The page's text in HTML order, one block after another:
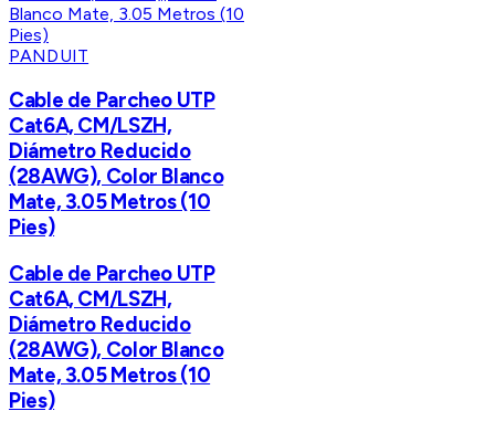
PANDUIT
Cable de Parcheo UTP
Cat6A, CM/LSZH,
Diámetro Reducido
(28AWG), Color Blanco
Mate, 3.05 Metros (10
Pies)
Cable de Parcheo UTP
Cat6A, CM/LSZH,
Diámetro Reducido
(28AWG), Color Blanco
Mate, 3.05 Metros (10
Pies)